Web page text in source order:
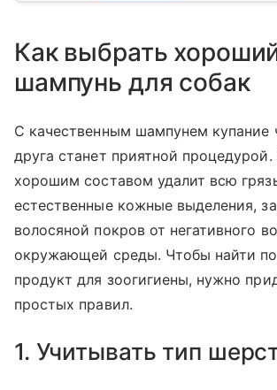
Как выбрать
шампунь для собак
С качественным шампунем купание
друга станет приятной
хорошим составом удалит всю
естественные кожные выделения,
волосяной покров от негативного
окружающей среды. Чтобы найти
продукт для зоогигиены, нужно
простых правил.
1. Учитывать тип